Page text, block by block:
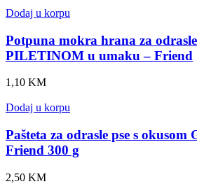
Dodaj u korpu
Potpuna mokra hrana za
PILETINOM u umaku – Friend
1,10 KM
Dodaj u korpu
Pašteta za odrasle pse s
Friend 300 g
2,50 KM